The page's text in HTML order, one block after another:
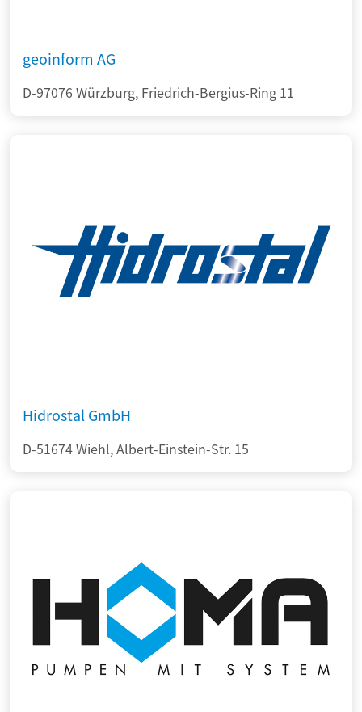
geoinform AG
D-97076 Würzburg, Friedrich-Bergius-Ring 11
Hidrostal GmbH
D-51674 Wiehl, Albert-Einstein-Str. 15